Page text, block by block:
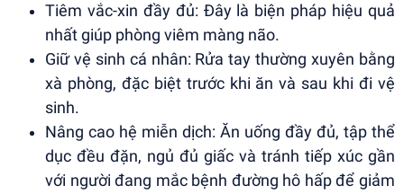
Tiêm vắc-xin đầy đủ: Đây là biện pháp hiệu quả
nhất giúp phòng viêm màng não.
Giữ vệ sinh cá nhân: Rửa tay thường xuyên bằng
xà phòng, đặc biệt trước khi ăn và sau khi đi vệ
sinh.
Nâng cao hệ miễn dịch: Ăn uống đầy đủ, tập thể
dục đều đặn, ngủ đủ giấc và tránh tiếp xúc gần
với người đang mắc bệnh đường hô hấp để giảm